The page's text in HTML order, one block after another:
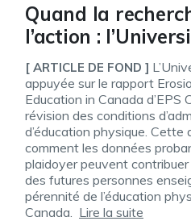
Quand la
l’action :
s’appuie sur le
Canada pour
programme
physique
[ ARTICLE DE FOND ]
appuyée sur le rapport
Education in Canada d’EPS
révision des conditions
d’éducation physique. Cette
comment les données
plaidoyer peuvent
des futures personnes
pérennité de l’éducation
Canada.
Lire la suite